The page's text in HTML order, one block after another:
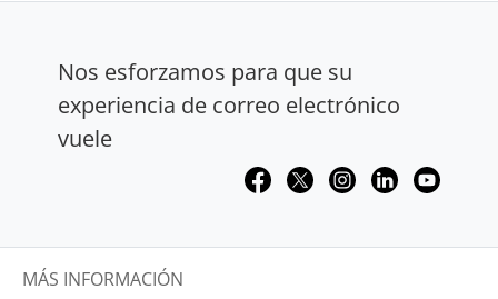
Nos esforzamos para que su
experiencia de correo electrónico
vuele
MÁS INFORMACIÓN